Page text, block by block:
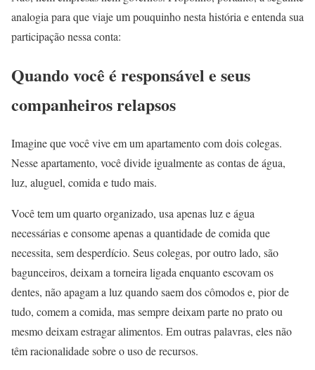
analogia para que viaje um pouquinho nesta história e entenda sua
participação nessa conta:
Quando você é responsável e seus
companheiros relapsos
Imagine que você vive em um apartamento com dois colegas.
Nesse apartamento, você divide igualmente as contas de água,
luz, aluguel, comida e tudo mais.
Você tem um quarto organizado, usa apenas luz e água
necessárias e consome apenas a quantidade de comida que
necessita, sem desperdício. Seus colegas, por outro lado, são
bagunceiros, deixam a torneira ligada enquanto escovam os
dentes, não apagam a luz quando saem dos cômodos e, pior de
tudo, comem a comida, mas sempre deixam parte no prato ou
mesmo deixam estragar alimentos. Em outras palavras, eles não
têm racionalidade sobre o uso de recursos.